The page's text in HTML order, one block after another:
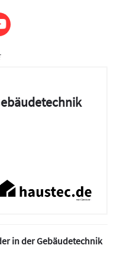
in der Gebäudetechnik